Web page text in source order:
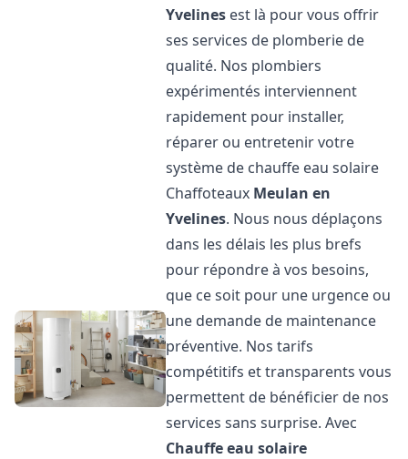
Yvelines est là pour vous offrir
ses services de plomberie de
qualité. Nos plombiers
expérimentés interviennent
rapidement pour installer,
réparer ou entretenir votre
système de chauffe eau solaire
Chaffoteaux Meulan en
Yvelines. Nous nous déplaçons
dans les délais les plus brefs
pour répondre à vos besoins,
que ce soit pour une urgence ou
une demande de maintenance
préventive. Nos tarifs
compétitifs et transparents vous
permettent de bénéficier de nos
services sans surprise. Avec
Chauffe eau solaire